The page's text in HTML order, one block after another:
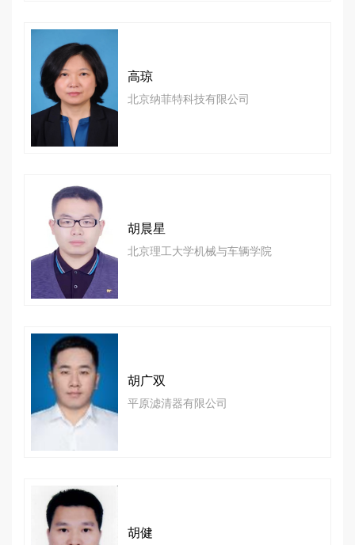
高琼
北京纳菲特科技有限公司
胡晨星
北京理工大学机械与车辆学院
胡广双
平原滤清器有限公司
胡健